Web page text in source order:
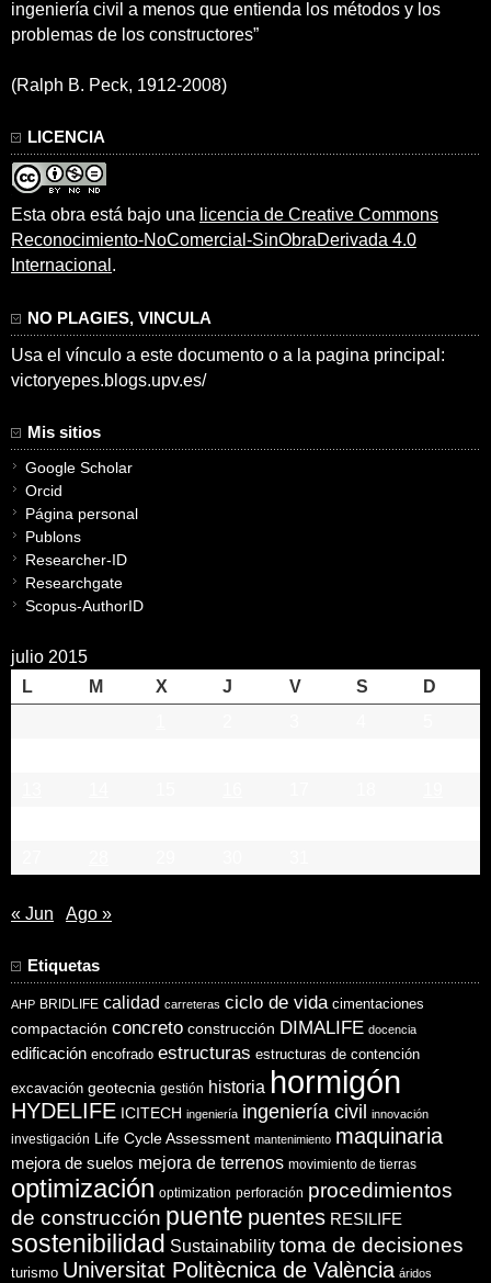
ingeniería civil a menos que entienda los métodos y los
problemas de los constructores”
(Ralph B. Peck, 1912-2008)
LICENCIA
Esta obra está bajo una licencia de Creative Commons
Reconocimiento-NoComercial-SinObraDerivada 4.0
Internacional .
NO PLAGIES, VINCULA
Usa el vínculo a este documento o a la pagina principal:
victoryepes.blogs.upv.es/
Mis sitios
Google Scholar
Orcid
Página personal
Publons
Researcher-ID
Researchgate
Scopus-AuthorID
julio 2015
L
M X J V S
D
« Jun Ago »
Etiquetas
AHP BRIDLIFE calidad carreteras ciclo de vida cimentaciones
compactación concreto construcción DIMALIFE docencia
edificación encofrado estructuras estructuras de contención
excavación geotecnia gestión historia hormigón
HYDELIFE ICITECH ingeniería ingeniería civil innovación
investigación Life Cycle Assessment mantenimiento maquinaria
mejora de suelos mejora de terrenos movimiento de tierras
optimización optimization perforación procedimientos
de construcción puente puentes RESILIFE
sostenibilidad Sustainability toma de decisiones
turismo Universitat Politècnica de València áridos